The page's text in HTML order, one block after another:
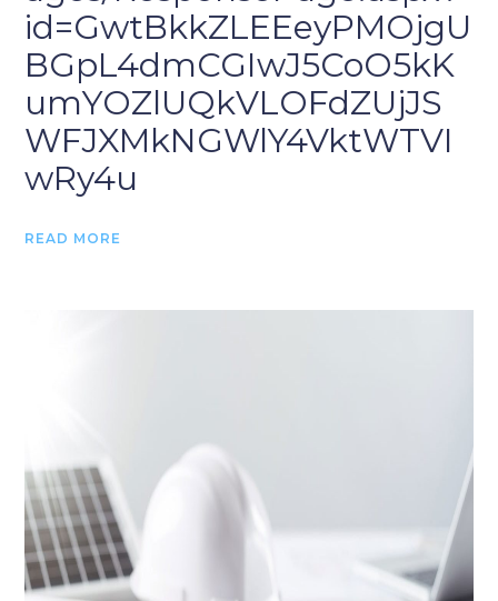
id=GwtBkkZLEEeyPMOjgU
BGpL4dmCGIwJ5CoO5kK
umYOZlUQkVLOFdZUjJS
WFJXMkNGWlY4VktWTVI
wRy4u
READ MORE